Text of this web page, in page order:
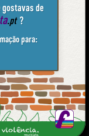
de
.pt ?
para: